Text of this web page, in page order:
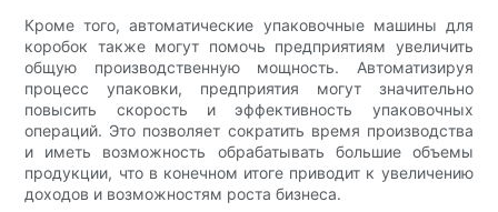
Кроме того, автоматические упаковочные машины для
коробок также могут помочь предприятиям увеличить
общую производственную мощность. Автоматизируя
процесс упаковки, предприятия могут значительно
повысить скорость и эффективность упаковочных
операций. Это позволяет сократить время производства
и иметь возможность обрабатывать большие объемы
продукции, что в конечном итоге приводит к увеличению
доходов и возможностям роста бизнеса.